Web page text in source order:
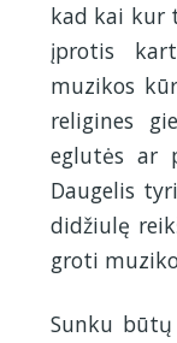
kad kai kur
įprotis
muzikos
religines
eglutės ar
Daugelis
didžiulę
groti
Sunku